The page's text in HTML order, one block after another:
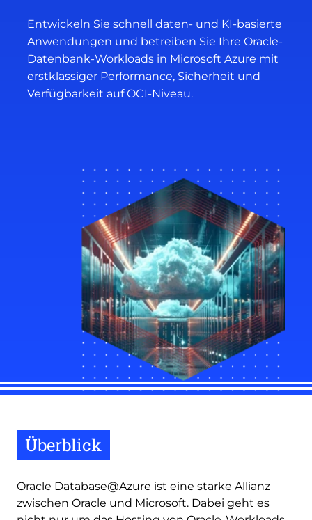
Entwickeln Sie schnell daten- und KI-basierte
Anwendungen und betreiben Sie Ihre Oracle-
Datenbank-Workloads in Microsoft Azure mit
erstklassiger Performance, Sicherheit und
Verfügbarkeit auf OCI-Niveau.
Überblick
Oracle Database@Azure ist eine starke Allianz
zwischen Oracle und Microsoft. Dabei geht es